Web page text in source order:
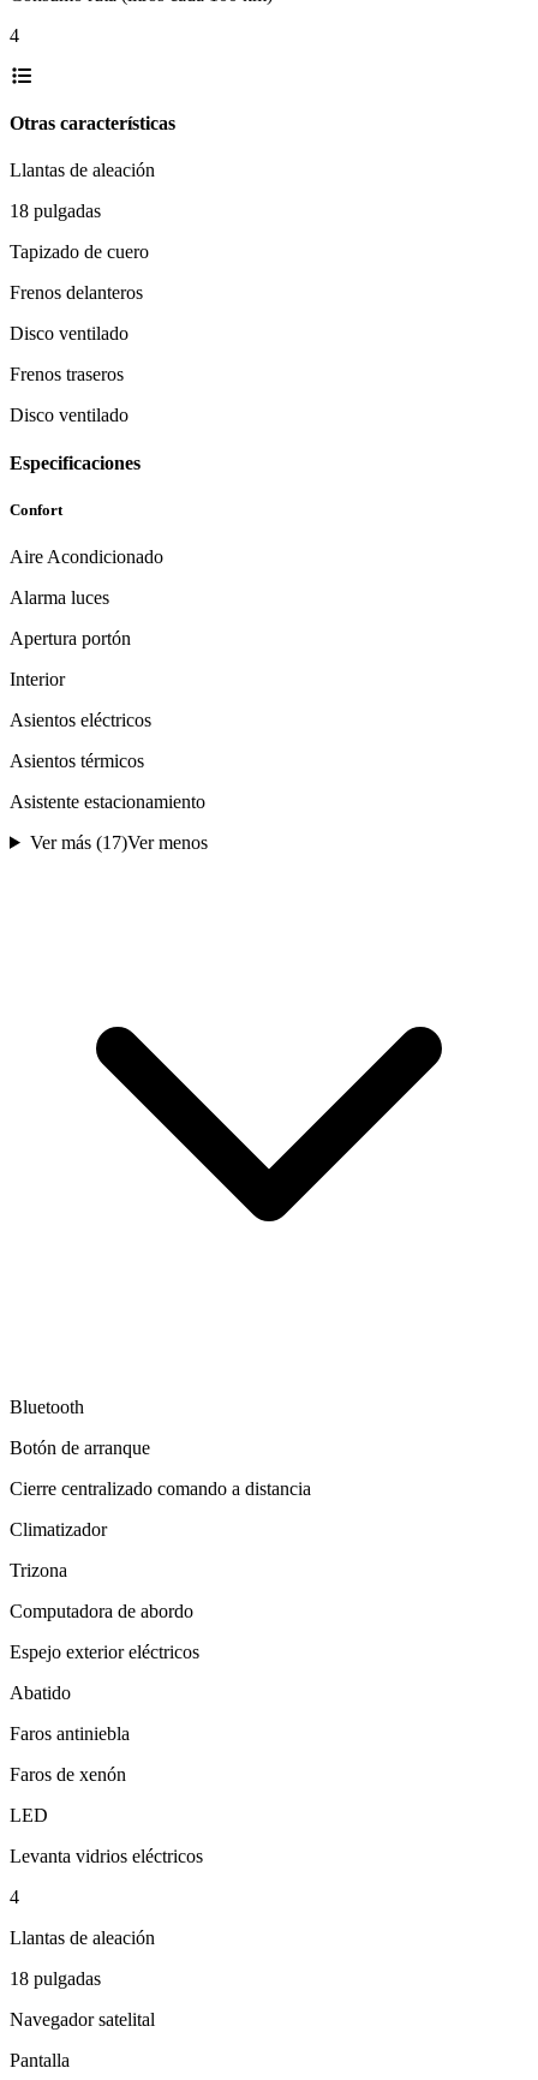
4
Otras características
Llantas de aleación
18 pulgadas
Tapizado de cuero
Frenos delanteros
Disco ventilado
Frenos traseros
Disco ventilado
Especificaciones
Confort
Aire Acondicionado
Alarma luces
Apertura portón
Interior
Asientos eléctricos
Asientos térmicos
Asistente estacionamiento
Ver más (17)Ver menos
Bluetooth
Botón de arranque
Cierre centralizado comando a distancia
Climatizador
Trizona
Computadora de abordo
Espejo exterior eléctricos
Abatido
Faros antiniebla
Faros de xenón
LED
Levanta vidrios eléctricos
4
Llantas de aleación
18 pulgadas
Navegador satelital
Pantalla